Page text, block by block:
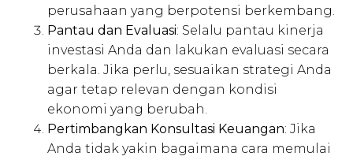
perusahaan yang berpotensi berkembang.
Pantau dan Evaluasi: Selalu pantau kinerja
investasi Anda dan lakukan evaluasi secara
berkala. Jika perlu, sesuaikan strategi Anda
agar tetap relevan dengan kondisi
ekonomi yang berubah.
Pertimbangkan Konsultasi Keuangan: Jika
Anda tidak yakin bagaimana cara memulai